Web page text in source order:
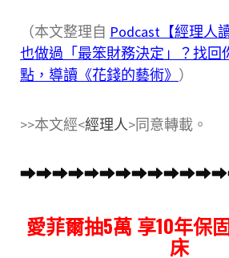
（本文整理自 Podcast【經理人
也做過「最笨財務決定」？找回
點，導讀《花錢的藝術》 ）
>>本文經<經理人>同意轉載。
愛菲爾抽5萬 享10年保
床